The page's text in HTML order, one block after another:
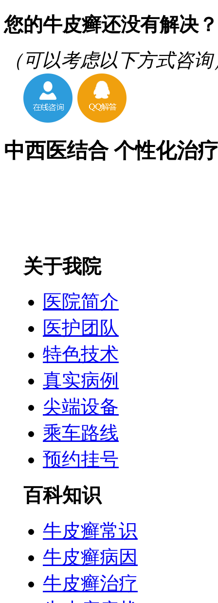
您的牛皮癣还没有解决？
（可以考虑以下方式咨询
中西医结合 个性化治
关于我院
医院简介
医护团队
特色技术
真实病例
尖端设备
乘车路线
预约挂号
百科知识
牛皮癣常识
牛皮癣病因
牛皮癣治疗